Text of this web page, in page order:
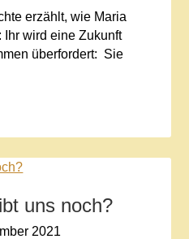
erzählt, wie Maria
wird eine Zukunft
überfordert: Sie
uns noch?
2021